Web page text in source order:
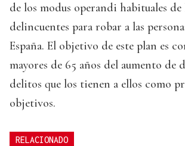
de los modus operandi habituales de
delincuentes para robar a las
España. El objetivo de este plan es
mayores de 65 años del aumento de
delitos que los tienen a ellos como
objetivos.
RELACIONADO